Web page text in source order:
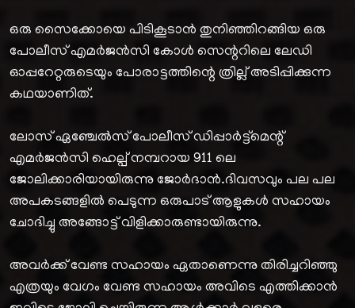
ഒരു സൈക്കോയെ പിടികൂടാൻ തുനിഞ്ഞിറങ്ങിയ ഒരു
പോലീസ് എമർജൻസി കോൾ സെന്ററിലെ ലേഡി
ഓപ്പറേറ്റരുടെയും പോരാട്ടത്തിന്റെ ത്രില്ല് അടിപ്പിക്കുന്ന
കഥയാണിത്.
ലോസ് ഏഞ്ചേൽസ് പോലീസ് ഡിപ്പാർട്ട്മെന്റ്
എമർജൻസി ഹെല്പ് നമ്പറായ 911 ലെ
ജോലിക്കാരിയായിരുന്നു ജോർദാൻ.ദിവസവും പല പല
അപകടങ്ങളിൽ പെടുന്ന ഒരുപാട് ആളുകൾ സഹായം
ചോദിച്ചു അങ്ങോട്ട് വിളിക്കാരുണ്ടായിരുന്നു.
അവർക്ക് വേണ്ട സഹായം ഏതാണെന്നു തിരിച്ചറിഞ്ഞു
എത്രയും വേഗം വേണ്ട സഹായം അവിടെ എത്തിക്കാൻ